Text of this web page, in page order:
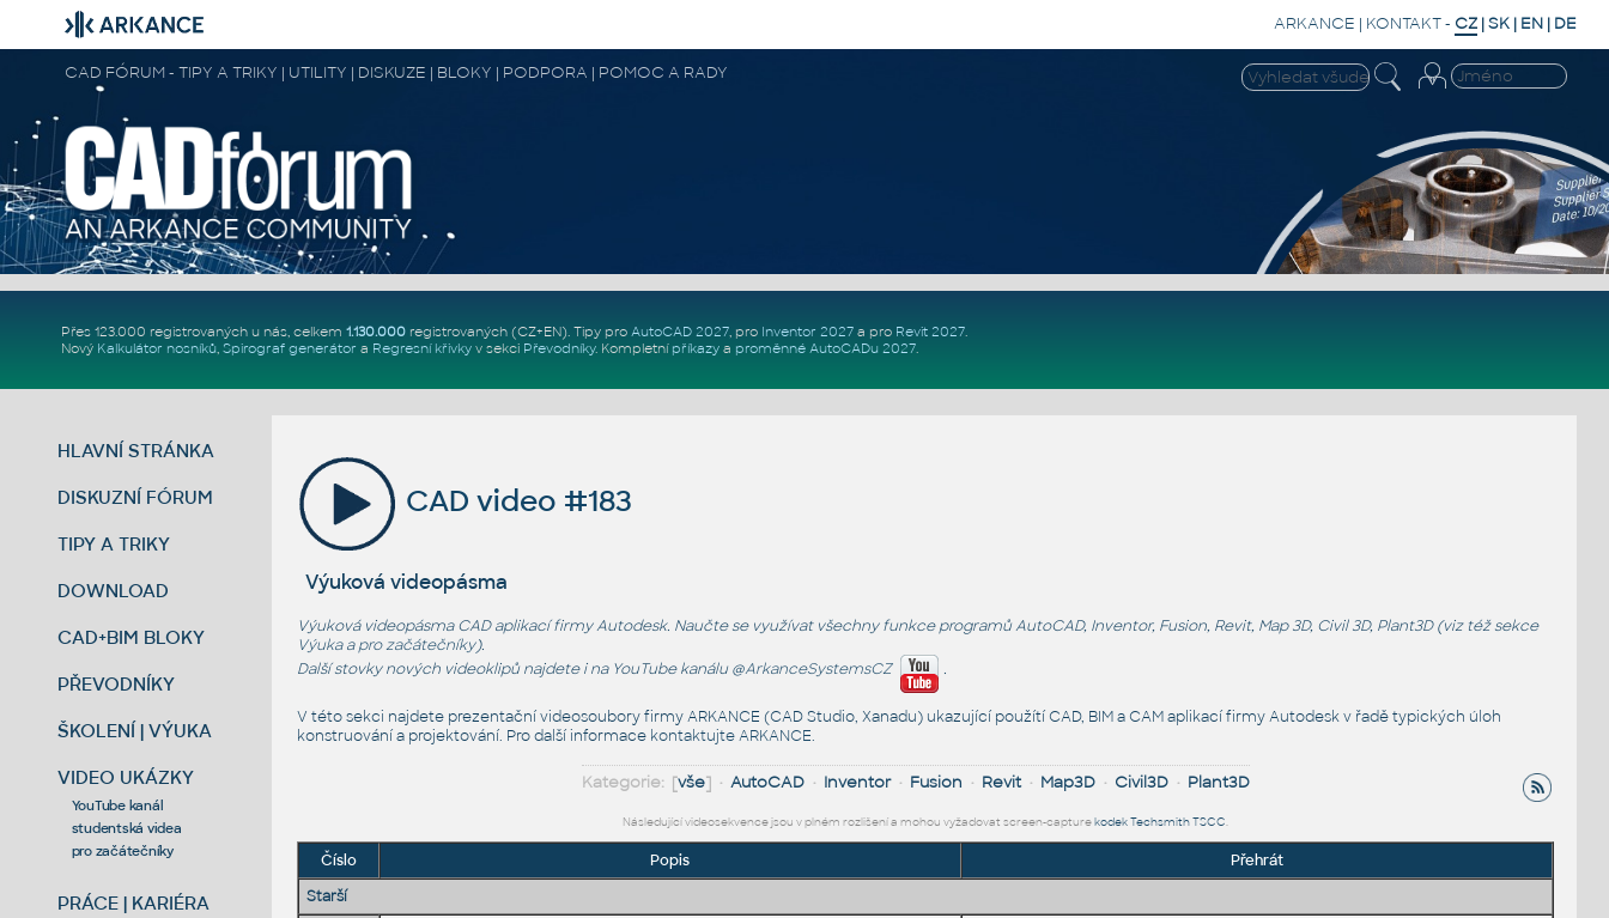
ARKANCE | KONTAKT- CZ |SK | EN | DE
CAD FÓRUM - TIPY A TRIKY | UTILITY | DISKUZE | BLOKY | PODPORA | POMOC A RADY
Přes 123.000 registrovaných u nás, celkem 1.130.000registrovaných (CZ+EN). Tipy pro AutoCAD 2027, pro Inventor 2027a pro Revit 2027.
Nový Kalkulátor nosníků, Spirograf generátor a Regresní křivkyv sekci Převodníky. Kompletní příkazya proměnné AutoCADu 2027.
HLAVNÍ STRÁNKA
DISKUZNÍ FÓRUM
TIPY A TRIKY
DOWNLOAD
CAD+BIM BLOKY
PŘEVODNÍKY
ŠKOLENÍ | VÝUKA
VIDEO UKÁZKY
YouTube kanál
studentská videa
pro začátečníky
PRÁCE | KARIÉRA
CAD video #183
Výuková videopásma
Výuková videopásma CAD aplikací firmy Autodesk. Naučte se využívat všechny funkce programů AutoCAD, Inventor, Fusion, Revit, Map 3D, Civil 3D, Plant3D (viz též sekce
Výukaapro začátečníky).
Další stovky nových videoklipů najdete i na YouTube kanálu@ArkanceSystemsCZ .
V této sekci najdete prezentační videosoubory firmy ARKANCE (CAD Studio, Xanadu) ukazující použítí CAD, BIM a CAM aplikací firmy Autodesk v řadě typických úloh
konstruování a projektování. Pro další informace kontaktujte ARKANCE.
Kategorie: [vše] •AutoCAD • Inventor• Fusion • Revit• Map3D • Civil3D • Plant3D
Následující videosekvence jsou v plném rozlišení a mohou vyžadovat screen-capture kodek Techsmith TSCC.
Číslo Popis
Přehrát
Starší